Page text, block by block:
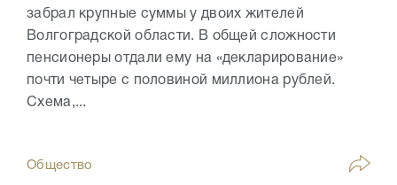
забрал крупные суммы у двоих жителей
Волгоградской области. В общей сложности
пенсионеры отдали ему на «декларирование»
почти четыре с половиной миллиона рублей.
Схема,...
Общество